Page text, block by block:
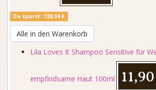
Du sparst: 138,04 €
Alle in den Warenkorb
Lila Loves It Shampoo Sensitive für
empfindsame Haut 100ml